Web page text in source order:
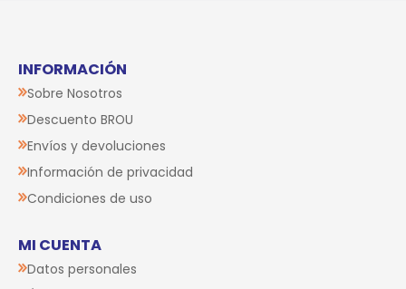
INFORMACIÓN
Sobre Nosotros
Descuento BROU
Envíos y devoluciones
Información de privacidad
Condiciones de uso
MI CUENTA
Datos personales